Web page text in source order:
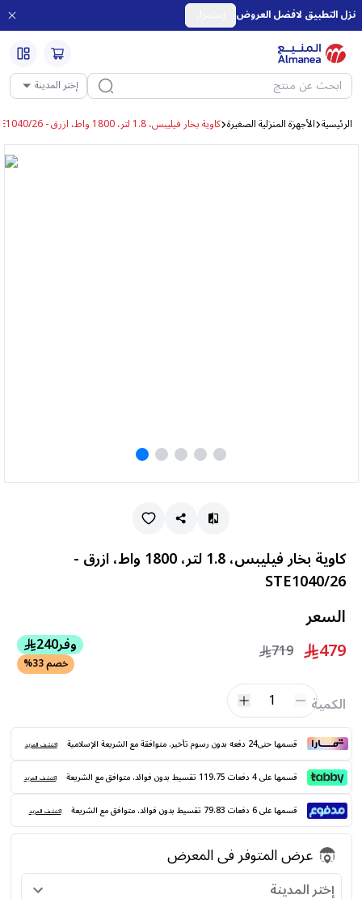
نزل التطبيق لافضل العروض
إختر المدينة
الرئيسية الأجهزة المنزلية الصغيرة كاوية بخار فيليبس، 1.8 لتر، 1800 واط، ازرق - STE1040/26
كاوية بخار فيليبس، 1.8 لتر، 1800 واط، ازرق -
STE1040/26
السعر
479
719 وفر240
خصم 33%
الكمية 1
قسمها حتى24 دفعه بدون رسوم تأخير. متوافقة مع الشريعة الإسلامية اكتشف المزيد
قسمها على 4 دفعات 119.75 تقسيط بدون فوائد. متوافق مع الشريعة اكتشف المزيد
قسمها على 6 دفعات 79.83 تقسيط بدون فوائد. متوافق مع الشريعة اكتشف المزيد
عرض المتوفر فى المعرض
إختر المدينة